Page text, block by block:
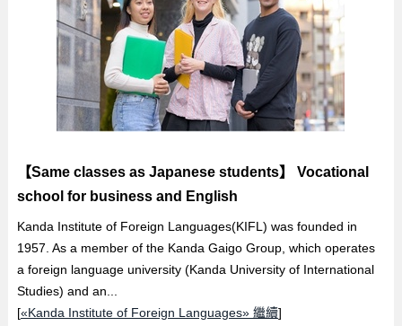
【Same classes as Japanese students】 Vocational
school for business and English
Kanda Institute of Foreign Languages(KIFL) was founded in
1957. As a member of the Kanda Gaigo Group, which operates
a foreign language university (Kanda University of International
Studies) and an...
[«Kanda Institute of Foreign Languages» 繼續]